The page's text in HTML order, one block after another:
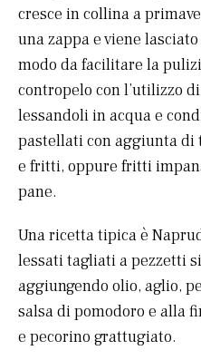
cresce in collina a
una zappa e viene lasciato
modo da facilitare la
contropelo con l’utilizzo
lessandoli in acqua e
pastellati con aggiunta di
e fritti, oppure fritti
pane.
Una ricetta tipica è
lessati tagliati a pezzetti
aggiungendo olio, aglio,
salsa di pomodoro e alla
e pecorino grattugiato.